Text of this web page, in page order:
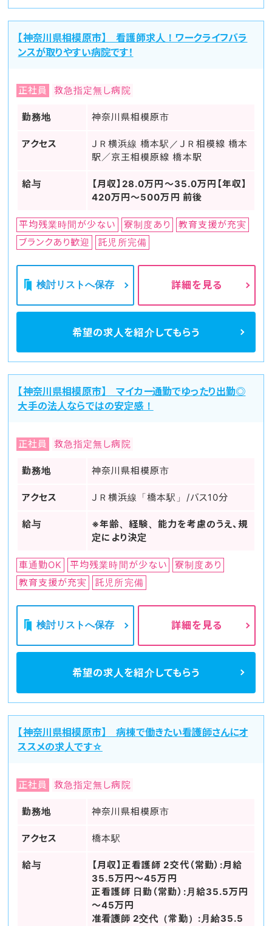
【神奈川県相模原市】 看護師求人！ワークライフバラ
ンスが取りやすい病院です！
正社員 救急指定無し病院
勤務地 神奈川県相模原市
アクセス
ＪＲ横浜線 橋本駅／ＪＲ相模線 橋本
駅／京王相模原線 橋本駅
給与
【月収】28.0万円～35.0万円【年収】
420万円～500万円 前後
平均残業時間が少ない 寮制度あり
教育支援が充実
ブランクあり歓迎
託児所完備
検討リストへ保存 詳細を見る
希望の求人を紹介してもらう
【神奈川県相模原市】 マイカー通勤でゆったり出勤◎
大手の法人ならではの安定感！
正社員 救急指定無し病院
勤務地 神奈川県相模原市
アクセス ＪＲ横浜線「橋本駅」/バス10分
給与
※年齢、経験、能力を考慮のうえ、規
定により決定
車通勤OK 平均残業時間が少ない
寮制度あり
教育支援が充実
託児所完備
検討リストへ保存 詳細を見る
希望の求人を紹介してもらう
【神奈川県相模原市】 病棟で働きたい看護師さんにオ
ススメの求人です☆
正社員 救急指定無し病院
勤務地 神奈川県相模原市
アクセス 橋本駅
給与
【月収】正看護師 2交代（常勤）:月給
35.5万円～45万円
正看護師 日勤（常勤）:月給35.5万円
～45万円
准看護師 2交代（常勤）:月給35.5